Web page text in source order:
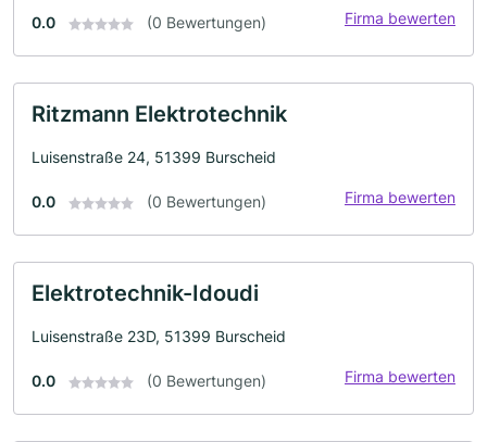
0.0 (0 Bewertungen) Firma bewerten
Ritzmann Elektrotechnik
Luisenstraße 24, 51399 Burscheid
0.0 (0 Bewertungen) Firma bewerten
Elektrotechnik-Idoudi
Luisenstraße 23D, 51399 Burscheid
0.0 (0 Bewertungen) Firma bewerten